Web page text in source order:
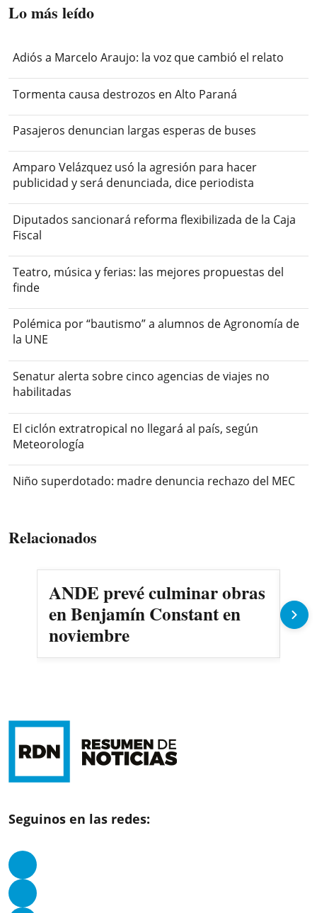
Lo más leído
Adiós a Marcelo Araujo: la voz que cambió el relato
Tormenta causa destrozos en Alto Paraná
Pasajeros denuncian largas esperas de buses
Amparo Velázquez usó la agresión para hacer
publicidad y será denunciada, dice periodista
Diputados sancionará reforma flexibilizada de la Caja
Fiscal
Teatro, música y ferias: las mejores propuestas del
finde
Polémica por “bautismo” a alumnos de Agronomía de
la UNE
Senatur alerta sobre cinco agencias de viajes no
habilitadas
El ciclón extratropical no llegará al país, según
Meteorología
Niño superdotado: madre denuncia rechazo del MEC
Relacionados
ANDE prevé culminar obras
en Benjamín Constant en
noviembre
Seguinos en las redes: